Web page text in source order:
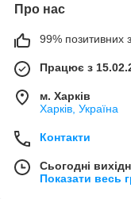
Про нас
99% позитивних з
Працює з
м. Харків
Харків, Україна
Контакти
Сьогодні
Показати весь